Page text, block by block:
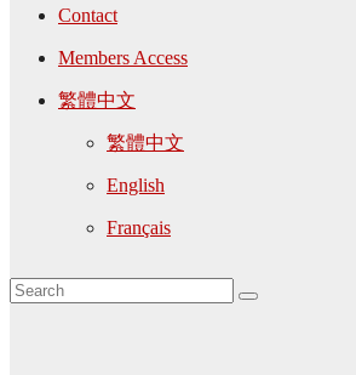
Contact
Members Access
繁體中文
繁體中文
English
Français